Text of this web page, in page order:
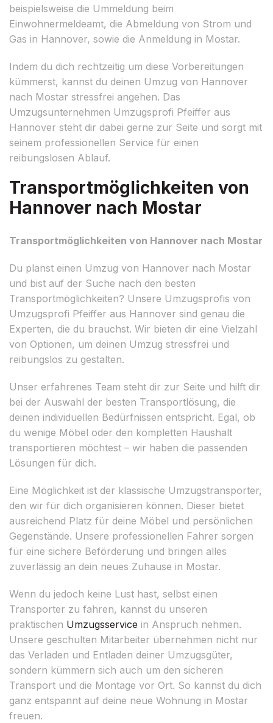
beispielsweise die Ummeldung beim
Einwohnermeldeamt, die Abmeldung von Strom und
Gas in Hannover, sowie die Anmeldung in Mostar.
Indem du dich rechtzeitig um diese Vorbereitungen
kümmerst, kannst du deinen Umzug von Hannover
nach Mostar stressfrei angehen. Das
Umzugsunternehmen Umzugsprofi Pfeiffer aus
Hannover steht dir dabei gerne zur Seite und sorgt mit
seinem professionellen Service für einen
reibungslosen Ablauf.
Transportmöglichkeiten von
Hannover nach Mostar
Transportmöglichkeiten von Hannover nach Mostar
Du planst einen Umzug von Hannover nach Mostar
und bist auf der Suche nach den besten
Transportmöglichkeiten? Unsere Umzugsprofis von
Umzugsprofi Pfeiffer aus Hannover sind genau die
Experten, die du brauchst. Wir bieten dir eine Vielzahl
von Optionen, um deinen Umzug stressfrei und
reibungslos zu gestalten.
Unser erfahrenes Team steht dir zur Seite und hilft dir
bei der Auswahl der besten Transportlösung, die
deinen individuellen Bedürfnissen entspricht. Egal, ob
du wenige Möbel oder den kompletten Haushalt
transportieren möchtest – wir haben die passenden
Lösungen für dich.
Eine Möglichkeit ist der klassische Umzugstransporter,
den wir für dich organisieren können. Dieser bietet
ausreichend Platz für deine Möbel und persönlichen
Gegenstände. Unsere professionellen Fahrer sorgen
für eine sichere Beförderung und bringen alles
zuverlässig an dein neues Zuhause in Mostar.
Wenn du jedoch keine Lust hast, selbst einen
Transporter zu fahren, kannst du unseren
praktischen Umzugsservice in Anspruch nehmen.
Unsere geschulten Mitarbeiter übernehmen nicht nur
das Verladen und Entladen deiner Umzugsgüter,
sondern kümmern sich auch um den sicheren
Transport und die Montage vor Ort. So kannst du dich
ganz entspannt auf deine neue Wohnung in Mostar
freuen.